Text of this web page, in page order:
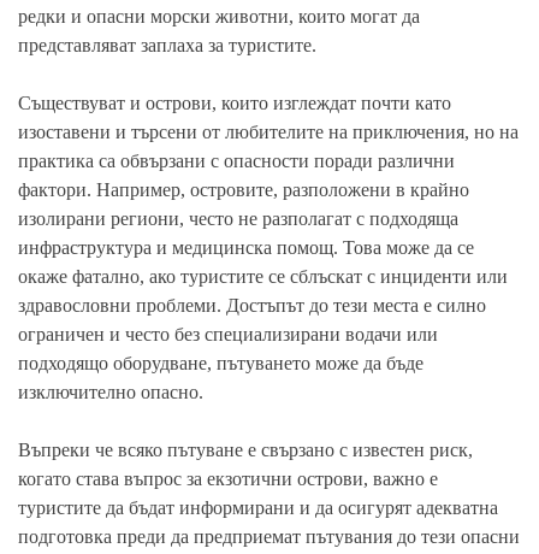
редки и опасни морски животни, които могат да
представляват заплаха за туристите.
Съществуват и острови, които изглеждат почти като
изоставени и търсени от любителите на приключения, но на
практика са обвързани с опасности поради различни
фактори. Например, островите, разположени в крайно
изолирани региони, често не разполагат с подходяща
инфраструктура и медицинска помощ. Това може да се
окаже фатално, ако туристите се сблъскат с инциденти или
здравословни проблеми. Достъпът до тези места е силно
ограничен и често без специализирани водачи или
подходящо оборудване, пътуването може да бъде
изключително опасно.
Въпреки че всяко пътуване е свързано с известен риск,
когато става въпрос за екзотични острови, важно е
туристите да бъдат информирани и да осигурят адекватна
подготовка преди да предприемат пътувания до тези опасни